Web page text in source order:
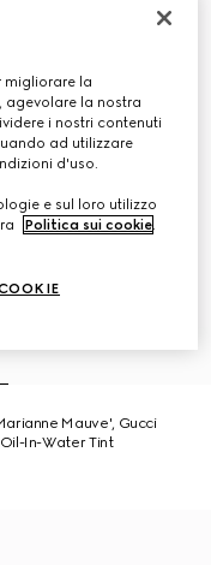
Mauve', Gucci
In-Water Tint
migliorare la
agevolare la nostra
i nostri contenuti
ad utilizzare
d'uso.
e sul loro utilizzo
Politica sui cookie.